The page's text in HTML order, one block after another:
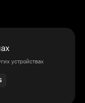
устройствах